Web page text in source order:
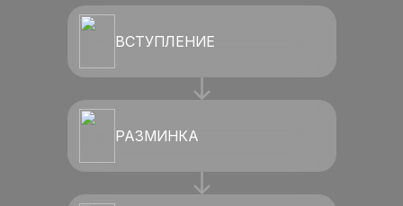
ВСТУПЛЕНИЕ
РАЗМИНКА